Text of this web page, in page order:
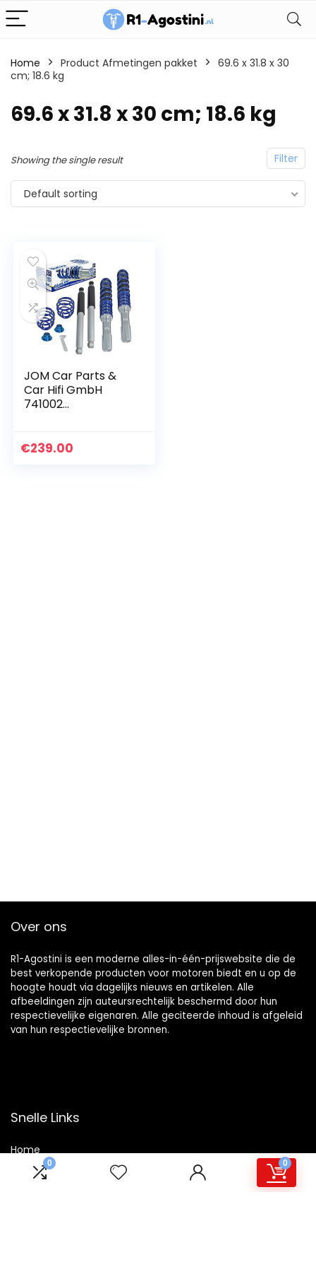
0 0
Home Product Afmetingen pakket
69.6 x 31.8 x 30
cm; 18.6 kg
69.6 x 31.8 x 30 cm; 18.6 kg
Filter
Showing the single result
Default sorting
JOM Car Parts &
Car Hifi GmbH
741002
€239.00
Over ons
R1-Agostini is een moderne alles-in-één-prijswebsite die de
best verkopende producten voor motoren biedt en u op de
hoogte houdt via dagelijks nieuws en artikelen. Alle
afbeeldingen zijn auteursrechtelijk beschermd door hun
respectievelijke eigenaren. Alle geciteerde inhoud is afgeleid
van hun respectievelijke bronnen.
Snelle Links
Home
Winkel